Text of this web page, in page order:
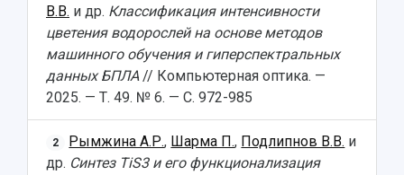
В.В. и др. Классификация интенсивности
цветения водорослей на основе методов
машинного обучения и гиперспектральных
данных БПЛА// Компьютерная оптика. —
2025. — Т. 49. № 6. — С. 972-985
2 Рымжина А.Р., Шарма П., Подлипнов В.В. и
др. Синтез TiS3 и его функционализация